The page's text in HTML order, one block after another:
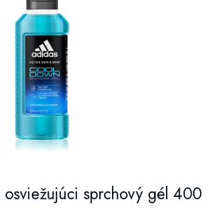
sprchový gél 400